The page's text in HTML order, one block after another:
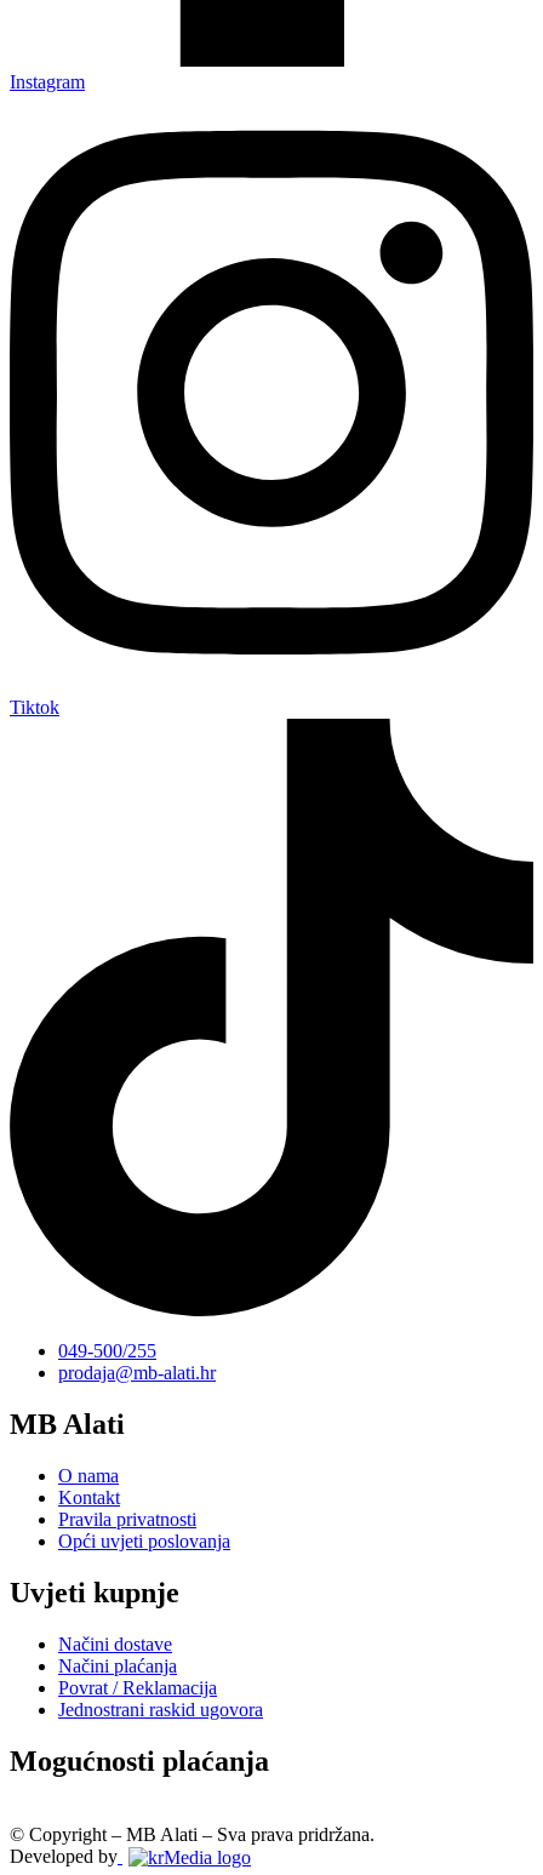
Instagram
Tiktok
049-500/255
prodaja@mb-alati.hr
MB Alati
O nama
Kontakt
Pravila privatnosti
Opći uvjeti poslovanja
Uvjeti kupnje
Načini dostave
Načini plaćanja
Povrat / Reklamacija
Jednostrani raskid ugovora
Mogućnosti plaćanja
© Copyright – MB Alati – Sva prava pridržana.
Developed by